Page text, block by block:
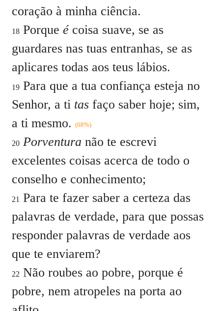
coração à minha ciência.
18 Porque écoisa suave, se as
guardares nas tuas entranhas, se as
aplicares todas aos teus lábios.
19 Para que a tua confiança esteja no
Senhor, a ti tas faço saber hoje; sim,
a ti mesmo. (68%)
20 Porventura não te escrevi
excelentes coisas acerca de todo o
conselho e conhecimento;
21 Para te fazer saber a certeza das
palavras de verdade, para que possas
responder palavras de verdade aos
que te enviarem?
22 Não roubes ao pobre, porque é
pobre, nem atropeles na porta ao